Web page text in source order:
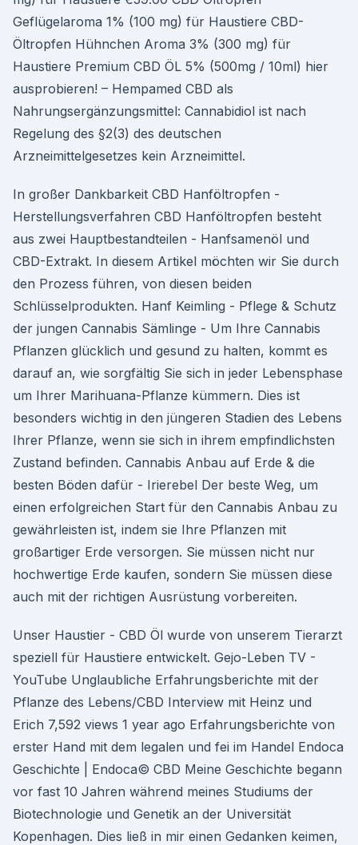
Geflügelaroma 1% (100 mg) für Haustiere CBD-
Öltropfen Hühnchen Aroma 3% (300 mg) für
Haustiere Premium CBD ÖL 5% (500mg / 10ml) hier
ausprobieren! – Hempamed CBD als
Nahrungsergänzungsmittel: Cannabidiol ist nach
Regelung des §2(3) des deutschen
Arzneimittelgesetzes kein Arzneimittel.
In großer Dankbarkeit CBD Hanföltropfen -
Herstellungsverfahren CBD Hanföltropfen besteht
aus zwei Hauptbestandteilen - Hanfsamenöl und
CBD-Extrakt. In diesem Artikel möchten wir Sie durch
den Prozess führen, von diesen beiden
Schlüsselprodukten. Hanf Keimling - Pflege & Schutz
der jungen Cannabis Sämlinge - Um Ihre Cannabis
Pflanzen glücklich und gesund zu halten, kommt es
darauf an, wie sorgfältig Sie sich in jeder Lebensphase
um Ihrer Marihuana-Pflanze kümmern. Dies ist
besonders wichtig in den jüngeren Stadien des Lebens
Ihrer Pflanze, wenn sie sich in ihrem empfindlichsten
Zustand befinden. Cannabis Anbau auf Erde & die
besten Böden dafür - Irierebel Der beste Weg, um
einen erfolgreichen Start für den Cannabis Anbau zu
gewährleisten ist, indem sie Ihre Pflanzen mit
großartiger Erde versorgen. Sie müssen nicht nur
hochwertige Erde kaufen, sondern Sie müssen diese
auch mit der richtigen Ausrüstung vorbereiten.
Unser Haustier - CBD Öl wurde von unserem Tierarzt
speziell für Haustiere entwickelt. Gejo-Leben TV -
YouTube Unglaubliche Erfahrungsberichte mit der
Pflanze des Lebens/CBD Interview mit Heinz und
Erich 7,592 views 1 year ago Erfahrungsberichte von
erster Hand mit dem legalen und fei im Handel Endoca
Geschichte | Endoca© CBD Meine Geschichte begann
vor fast 10 Jahren während meines Studiums der
Biotechnologie und Genetik an der Universität
Kopenhagen. Dies ließ in mir einen Gedanken keimen,